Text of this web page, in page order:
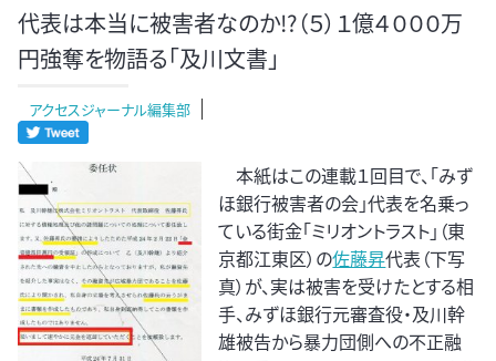
代表は本当に被害者なのか!?（５）１億４０００万
円強奪を物語る「及川文書」
アクセスジャーナル編集部
本紙はこの連載１回目で、「みず
ほ銀行被害者の会」代表を名乗っ
ている街金「ミリオントラスト」（東
京都江東区）の佐藤昇代表（下写
真）が、実は被害を受けたとする相
手、みずほ銀行元審査役・及川幹
雄被告から暴力団側への不正融